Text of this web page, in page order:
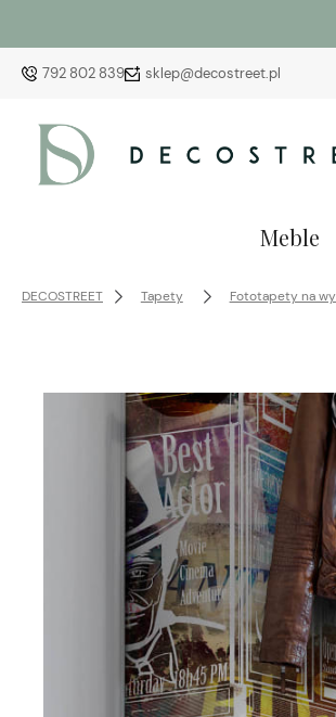
792 802 839 sklep@decostreet.pl
Meble
DECOSTREET Tapety Fototapety na